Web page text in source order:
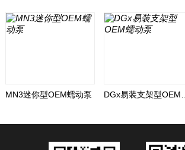
MN3迷你型OEM蠕动泵